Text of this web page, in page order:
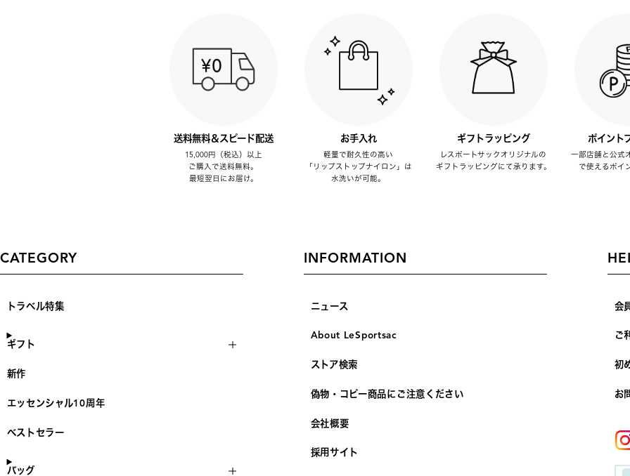
送料無料＆スピード配送
15,000円（税込）以上
ご購入で送料無料。
最短翌日にお届け。
お手入れ
軽量で耐久性の高い
「リップストップナイロン」は
水洗いが可能。
ギフトラッピング
レスポートサックオリジナルの
ギフトラッピングにて承ります。
ポイント
一部店舗と公式
で使えるポイ
CATEGORY
トラベル特集
ギフト
新作
エッセンシャル10周年
ベストセラー
バッグ
INFORMATION
ニュース
About LeSportsac
ストア検索
偽物・コピー商品にご注意ください
会社概要
採用サイト
会
ご
初
お